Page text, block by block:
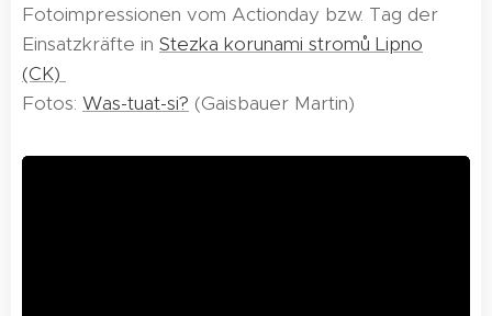
Fotoimpressionen vom Actionday bzw. Tag der
Einsatzkräfte in Stezka korunami stromů Lipno
(CK)
Fotos: Was-tuat-si? (Gaisbauer Martin)